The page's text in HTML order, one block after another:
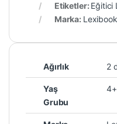
Etiketler: Eğitici
Marka: Lexibook
Ağırlık 2
Yaş
Grubu